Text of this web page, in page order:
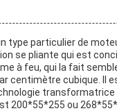
type particulier de
se pliante qui est
à feu, qui la fait
centimètre cubique. Il
200*55*255 ou